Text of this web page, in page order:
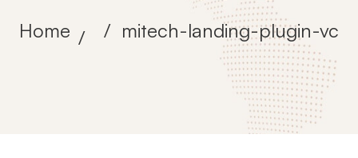
Home mitech-landing-plugin-vc